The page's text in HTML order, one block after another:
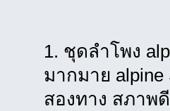
1. ชุดลำโพง
มากมาย
สองทาง สภาพ